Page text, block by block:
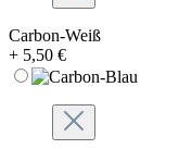
Carbon-Weiß
+ 5,50 €